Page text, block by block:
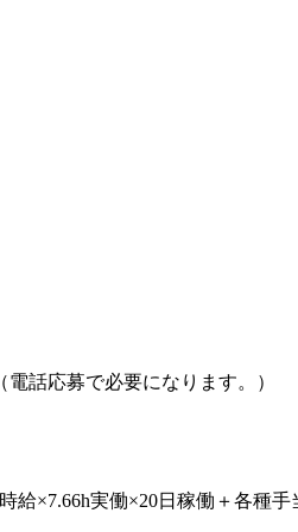
話応募で必要になります。）
給×7.66h実働×20日稼働＋各種手